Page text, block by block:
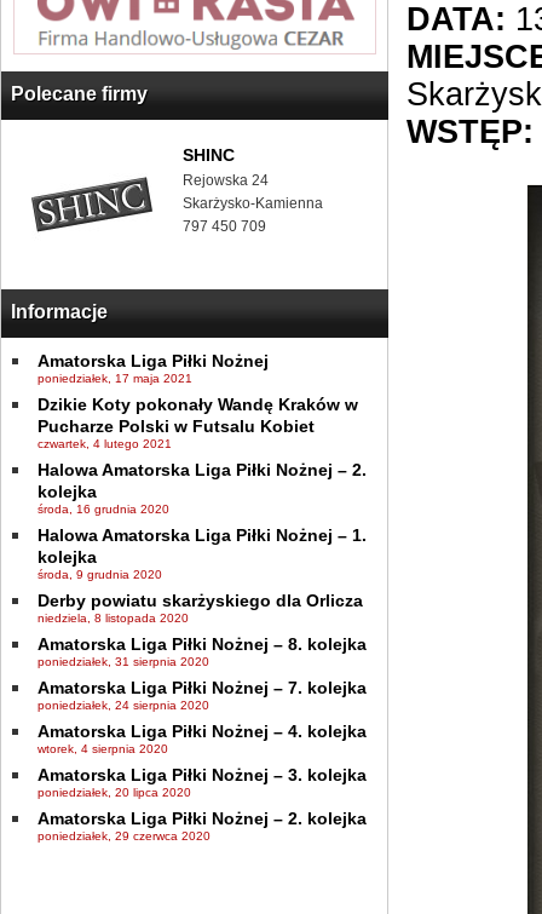
Polecane firmy
SHINC
Rejowska 24
Skarżysko-Kamienna
797 450 709
Informacje
Amatorska Liga Piłki Nożnej
poniedziałek, 17 maja 2021
Dzikie Koty pokonały Wandę Kraków w
Pucharze Polski w Futsalu Kobiet
czwartek, 4 lutego 2021
Halowa Amatorska Liga Piłki Nożnej – 2.
kolejka
środa, 16 grudnia 2020
Halowa Amatorska Liga Piłki Nożnej – 1.
kolejka
środa, 9 grudnia 2020
Derby powiatu skarżyskiego dla Orlicza
niedziela, 8 listopada 2020
Amatorska Liga Piłki Nożnej – 8. kolejka
poniedziałek, 31 sierpnia 2020
Amatorska Liga Piłki Nożnej – 7. kolejka
poniedziałek, 24 sierpnia 2020
Amatorska Liga Piłki Nożnej – 4. kolejka
wtorek, 4 sierpnia 2020
Amatorska Liga Piłki Nożnej – 3. kolejka
poniedziałek, 20 lipca 2020
Amatorska Liga Piłki Nożnej – 2. kolejka
poniedziałek, 29 czerwca 2020
DATA:
WSTĘP: